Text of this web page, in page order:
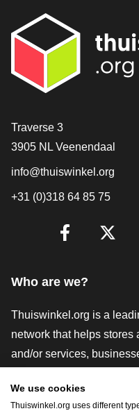
Contact
Traverse 3
3905 NL Veenendaal
info@thuiswinkel.org
+31 (0)318 64 85 75
Are you already
Who are we?
Thuiswinkel.org is a
network that helps stores
and/or services,
with various trustmarks,
We use cookies
Thuiswinkel.org uses different